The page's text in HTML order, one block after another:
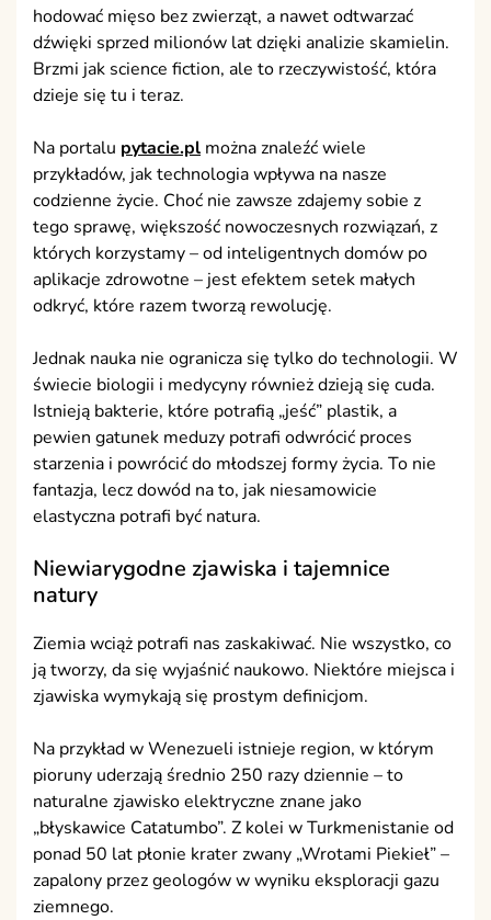
hodować mięso bez zwierząt, a nawet odtwarzać
dźwięki sprzed milionów lat dzięki analizie skamielin.
Brzmi jak science fiction, ale to rzeczywistość, która
dzieje się tu i teraz.
Na portalu pytacie.pl można znaleźć wiele
przykładów, jak technologia wpływa na nasze
codzienne życie. Choć nie zawsze zdajemy sobie z
tego sprawę, większość nowoczesnych rozwiązań, z
których korzystamy – od inteligentnych domów po
aplikacje zdrowotne – jest efektem setek małych
odkryć, które razem tworzą rewolucję.
Jednak nauka nie ogranicza się tylko do technologii. W
świecie biologii i medycyny również dzieją się cuda.
Istnieją bakterie, które potrafią „jeść” plastik, a
pewien gatunek meduzy potrafi odwrócić proces
starzenia i powrócić do młodszej formy życia. To nie
fantazja, lecz dowód na to, jak niesamowicie
elastyczna potrafi być natura.
Niewiarygodne zjawiska i tajemnice
natury
Ziemia wciąż potrafi nas zaskakiwać. Nie wszystko, co
ją tworzy, da się wyjaśnić naukowo. Niektóre miejsca i
zjawiska wymykają się prostym definicjom.
Na przykład w Wenezueli istnieje region, w którym
pioruny uderzają średnio 250 razy dziennie – to
naturalne zjawisko elektryczne znane jako
„błyskawice Catatumbo”. Z kolei w Turkmenistanie od
ponad 50 lat płonie krater zwany „Wrotami Piekieł” –
zapalony przez geologów w wyniku eksploracji gazu
ziemnego.